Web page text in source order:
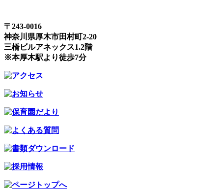
〒243-0016
神奈川県厚木市田村町2-20
三橋ビルアネックス1.2階
※本厚木駅より徒歩7分